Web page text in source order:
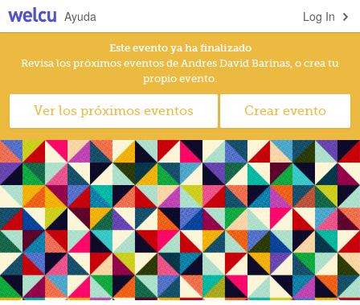
Log In
Ayuda
Este evento ya ha finalizado
Revisa los próximos eventos de Andres David Barinas, o crea tu
propio evento.
Ver los próximos eventos Crear evento